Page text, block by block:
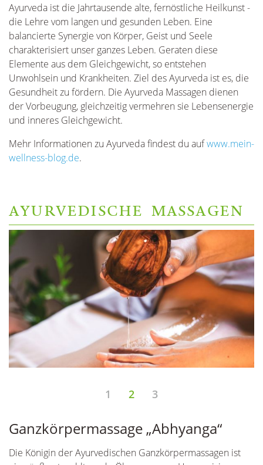
Ayurveda ist die Jahrtausende alte, fernöstliche Heilkunst -
die Lehre vom langen und gesunden Leben. Eine
balancierte Synergie von Körper, Geist und Seele
charakterisiert unser ganzes Leben. Geraten diese
Elemente aus dem Gleichgewicht, so entstehen
Unwohlsein und Krankheiten. Ziel des Ayurveda ist es, die
Gesundheit zu fördern. Die Ayurveda Massagen dienen
der Vorbeugung, gleichzeitig vermehren sie Lebensenergie
und inneres Gleichgewicht.
Mehr Informationen zu Ayurveda findest du aufwww.mein-
wellness-blog.de.
AYURVEDISCHE MASSAGEN
1 2 3
Ganzkörpermassage „Abhyanga“
Die Königin der Ayurvedischen Ganzkörpermassagen ist